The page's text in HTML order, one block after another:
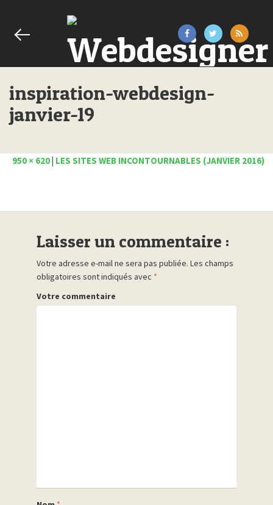
inspiration-webdesign-
janvier-19
950 × 620| LES SITES WEB INCONTOURNABLES (JANVIER 2016)
Laisser un commentaire :
Votre adresse e-mail ne sera pas publiée. Les champs
obligatoires sont indiqués avec *
Votre commentaire